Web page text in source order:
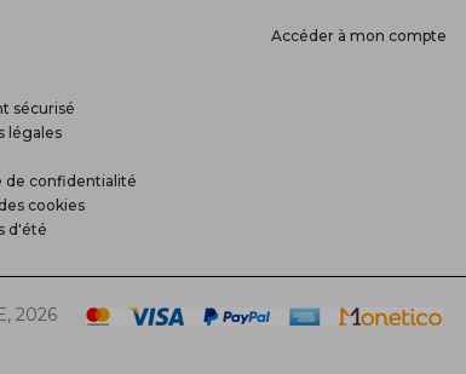
sécurisé
légales
de confidentialité
cookies
d'été
Accéder à mon compte
2026